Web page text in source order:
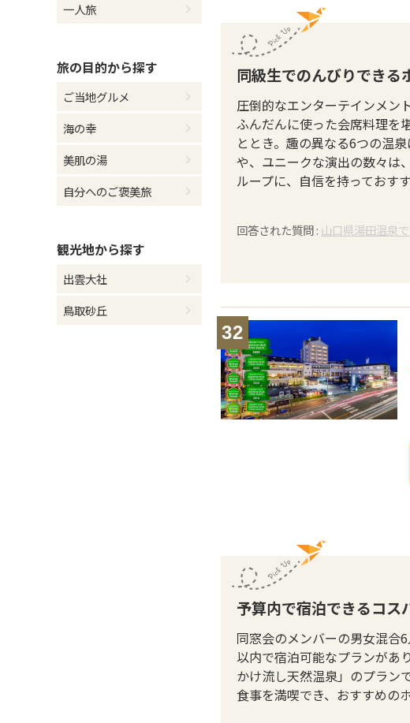
一人旅
旅の目的から探す
ご当地グルメ
海の幸
美肌の湯
自分へのご褒美旅
観光地から探す
出雲大社
鳥取砂丘
同級生でのんびりできる
圧倒的なエンターテインメン
ふんだんに使った会席料理を
ととき。趣の異なる6つの温
や、ユニークな演出の数々は
ループに、自信を持っておすす
回答された質問 : 山口県湯田温泉
32
予算内で宿泊できるコス
同窓会のメンバーの男女混合
以内で宿泊可能なプランが
かけ流し天然温泉」のプラン
食事を満喫でき、おすすめの